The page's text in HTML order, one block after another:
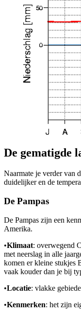
De gematigde
Naarmate je verder van
duidelijker en de
De Pampas
De Pampas zijn een
Amerika.
•Klimaat: overwegend
met neerslag in alle
komen er kleine stukjes
vaak kouder dan je bij
•Locatie: vlakke
•Kenmerken: het zijn